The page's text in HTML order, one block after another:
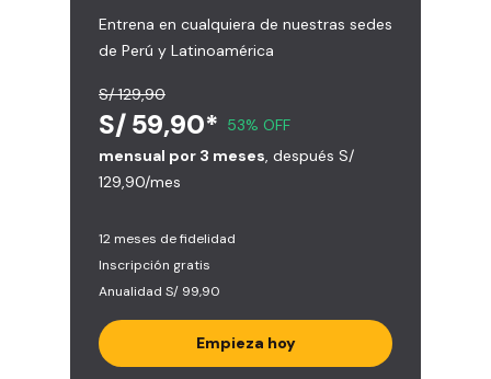
Entrena en cualquiera de nuestras sedes
de Perú y Latinoamérica
S/ 129,90
S/ 59,90* 53% OFF
mensual por 3 meses , después S/
129,90/mes
12 meses de fidelidad
Inscripción gratis
Anualidad S/ 99,90
Empieza hoy